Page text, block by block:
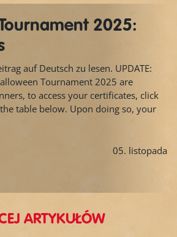
2025:
auf Deutsch zu lesen. UPDATE:
Tournament 2025 are
to access your certificates, click
table below. Upon doing so, your
05. listopada
ARTYKUŁÓW